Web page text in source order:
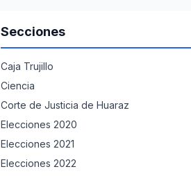
Secciones
Caja Trujillo
Ciencia
Corte de Justicia de Huaraz
Elecciones 2020
Elecciones 2021
Elecciones 2022